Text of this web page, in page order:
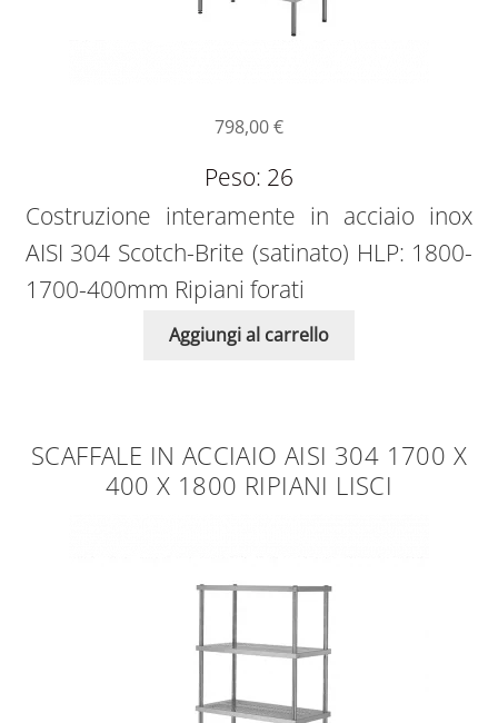
798,00€
Peso: 26
Costruzione interamente in acciaio inox
AISI 304 Scotch-Brite (satinato) HLP: 1800-
1700-400mm Ripiani forati
Aggiungi al carrello
SCAFFALE IN ACCIAIO AISI 304 1700 X
400 X 1800 RIPIANI LISCI